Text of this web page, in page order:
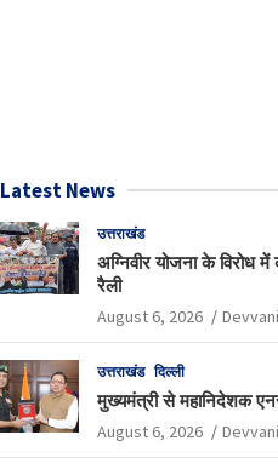
Latest News
उत्तराखंड
अग्निवीर योजना के विरोध
रैली
August 6, 2026
उत्तराखंड दिल्ली
मुख्यमंत्री से महानिदेशक
August 6, 2026